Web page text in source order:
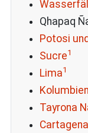
Qhapaq
Potosi
Sucre1
Lima1
Tayrona
Cartagena